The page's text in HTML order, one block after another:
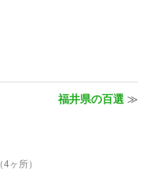
福井県の百選 ≫
（4ヶ所）